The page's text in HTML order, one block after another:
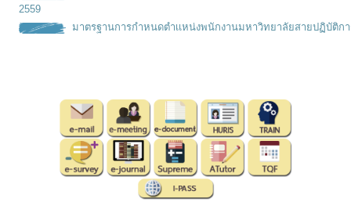
2559
มาตรฐานการกำหนดตำเเหน่งพนักงานมหาวิทยาลัยสายปฏิบัติก